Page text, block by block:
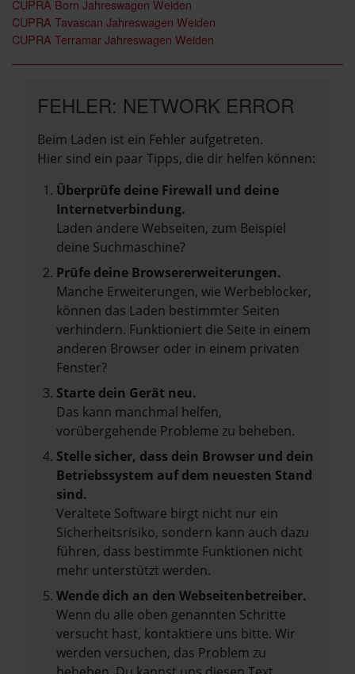
CUPRA Born Jahreswagen Weiden
CUPRA Tavascan Jahreswagen Weiden
CUPRA Terramar Jahreswagen Weiden
FEHLER: NETWORK ERROR
Beim Laden ist ein Fehler aufgetreten.
Hier sind ein paar Tipps, die dir helfen können:
Überprüfe deine Firewall und deine
Internetverbindung.
Laden andere Webseiten, zum Beispiel
deine Suchmaschine?
Prüfe deine Browsererweiterungen.
Manche Erweiterungen, wie Werbeblocker,
können das Laden bestimmter Seiten
verhindern. Funktioniert die Seite in einem
anderen Browser oder in einem privaten
Fenster?
Starte dein Gerät neu.
Das kann manchmal helfen,
vorübergehende Probleme zu beheben.
Stelle sicher, dass dein Browser und dein
Betriebssystem auf dem neuesten Stand
sind.
Veraltete Software birgt nicht nur ein
Sicherheitsrisiko, sondern kann auch dazu
führen, dass bestimmte Funktionen nicht
mehr unterstützt werden.
Wende dich an den Webseitenbetreiber.
Wenn du alle oben genannten Schritte
versucht hast, kontaktiere uns bitte. Wir
werden versuchen, das Problem zu